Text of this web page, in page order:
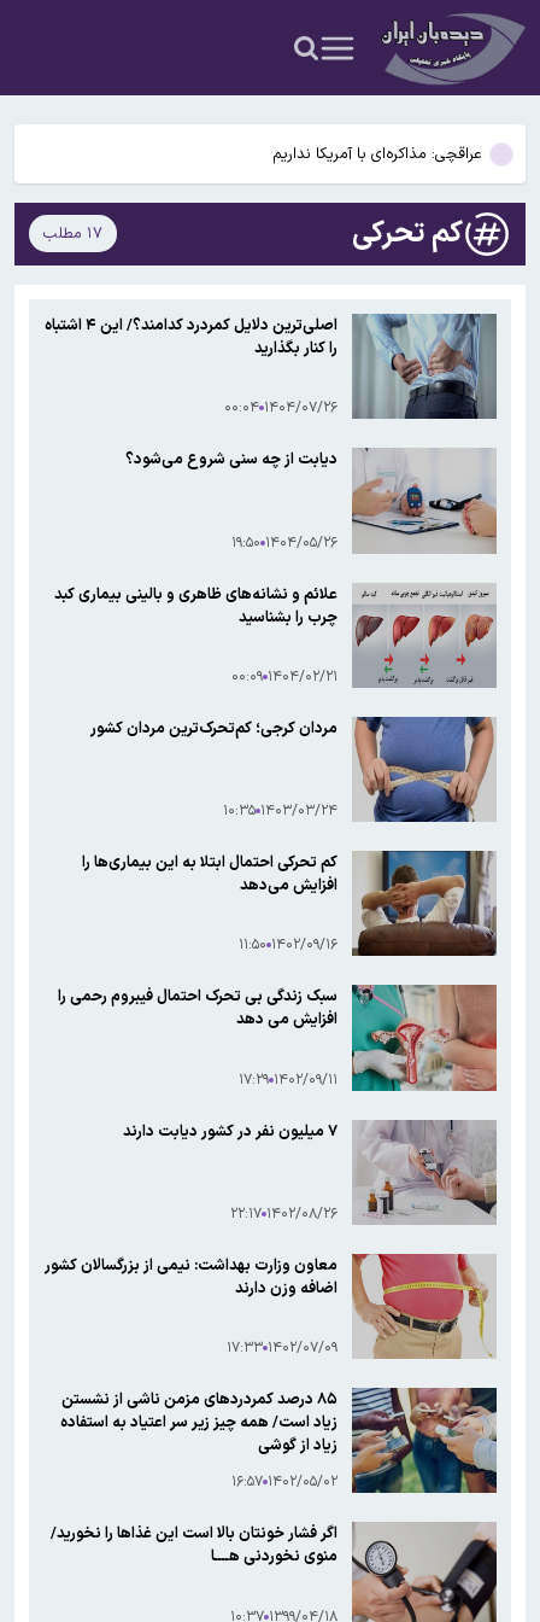
قاچاق می شود / فروش این برنج ممنوع است!
مجروح حمله اخیر آمریکا به سایت راداری جبالبارز کرمان شهید شد
با تصویب مجلس؛ اموال و دارایی‌های عاملان جنایات بین‌المللی ضبط و
مصادره می‌شود
عراقچی: مذاکره‌ای با آمریکا نداریم
کیهان خطاب به مخالفان تجمعات شبانه: اجتماعات را به جلوی در و دیوار
لانه‌های خائنان داخلی منتقل می‌کنیم
رئیس اتحادیه بنکداران مواد غذایی تهران: برنج آمریکایی از عراق به ایران
مجروح حمله اخیر آمریکا به سایت راداری جبالبارز کرمان شهید شد
با تصویب مجلس؛ اموال و دارایی‌های عاملان جنایات بین‌المللی ضبط و
مصادره می‌شود
کم تحرکی ۱۷ مطلب
اصلی‌ترین دلایل کمردرد کدامند؟/ این ۴ اشتباه
را کنار بگذارید
۱۴۰۴/۰۷/۲۶ ۰۰:۰۴
دیابت از چه سنی شروع می‌شود؟
۱۴۰۴/۰۵/۲۶ ۱۹:۵۰
علائم و نشانه‌های ظاهری و بالینی بیماری کبد
چرب را بشناسید
۱۴۰۴/۰۲/۲۱ ۰۰:۰۹
مردان کرجی؛ کم‌تحرک‌ترین مردان کشور
۱۴۰۳/۰۳/۲۴ ۱۰:۳۵
کم تحرکی احتمال ابتلا به این بیماری‌ها را
افزایش می‌دهد
۱۴۰۲/۰۹/۱۶ ۱۱:۵۰
سبک زندگی بی تحرک احتمال فیبروم رحمی را
افزایش می دهد
۱۴۰۲/۰۹/۱۱ ۱۷:۲۹
۷ میلیون نفر در کشور دیابت دارند
۱۴۰۲/۰۸/۲۶ ۲۲:۱۷
معاون وزارت بهداشت: نیمی از بزرگسالان کشور
اضافه وزن دارند
۱۴۰۲/۰۷/۰۹ ۱۷:۳۳
۸۵ درصد کمردردهای مزمن ناشی از نشستن
زیاد است/ همه چیز زیر سر اعتیاد به استفاده
زیاد از گوشی
۱۴۰۲/۰۵/۰۲ ۱۶:۵۷
اگر فشار خونتان بالا است این غذا‌ها را نخورید/
منوی نخوردنی هــــا
۱۳۹۹/۰۴/۱۸ ۱۰:۳۷